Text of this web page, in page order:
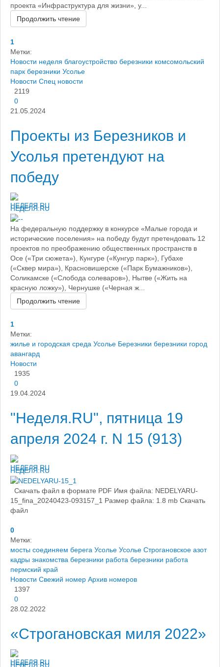
проекта «Инфраструктура для жизни», у...
Продолжить чтение
1
Метки:
Новости неделя благоустройство березники комсомольский
парк березники Усолье
Новости Спец новости
2119
0
21.05.2024
Проекты из Березников и
Усолья претендуют на
победу
НЕДЕЛЯ.RU
На федеральную поддержку в конкурсе «Малые города и
исторические поселения» на победу будут претендовать 12
проектов по преображению общественных пространств в
Осе («Три сюжета»), Кунгуре («Кунгур парк»), Губахе
(«Сквер мира»), Красновишерске («Парк Бумажников»),
Соликамске («Слобода солеваров»), Нытве («Жить на
красную ложку»), Чернушке («Черная ж...
Продолжить чтение
1
Метки:
жилье и городская среда Усолье Березники березники город
авангард
Новости
1935
0
19.04.2024
"Неделя.RU", пятница 19
апреля 2024 г. N 15 (913)
НЕДЕЛЯ.RU
Скачать файл в формате PDF Имя файла: NEDELYARU-
15_fina_20240423-093157_1 Размер файла: 1.8 mb Скачать
файл ​
0
Метки:
мосты соединяем берега Усолье Усолье Строгановское азот
кадры знакомства березники работа березники работа
пермский край
Новости Свежий номер Архив номеров
1397
0
28.02.2022
«Строгановская миля 2022»
НЕДЕЛЯ.RU